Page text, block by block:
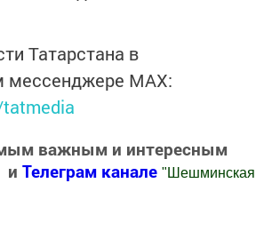
Татарстана в
мессенджере MАХ:
важным и интересным
и Телеграм канале " Шешминская